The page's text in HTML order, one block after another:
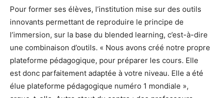
Pour former ses élèves, l’institution mise sur des outils
innovants permettant de reproduire le principe de
l’immersion, sur la base du blended learning, c’est-à-dire
une combinaison d’outils. « Nous avons créé notre propre
plateforme pédagogique, pour préparer les cours. Elle
est donc parfaitement adaptée à votre niveau. Elle a été
élue plateforme pédagogique numéro 1 mondiale »,